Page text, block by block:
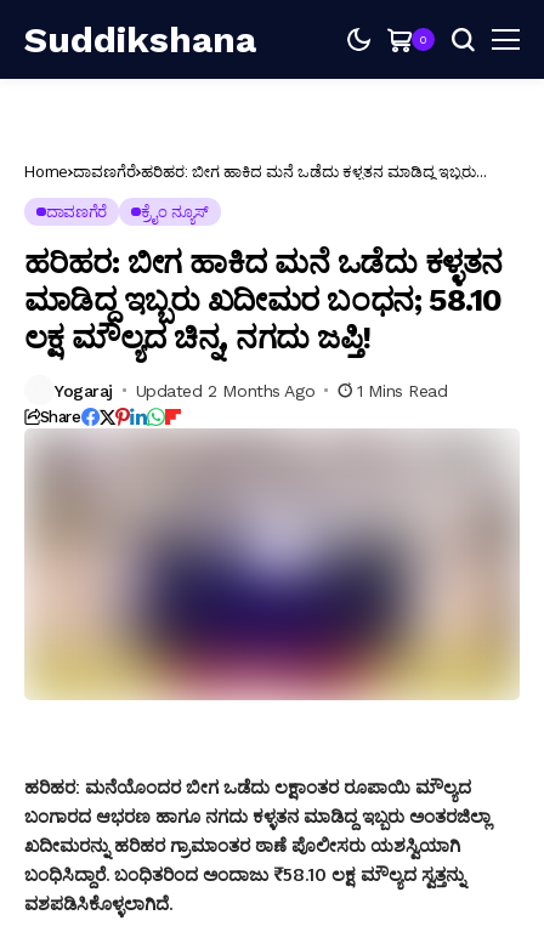
Suddikshana 0
Home ದಾವಣಗೆರೆ ಹರಿಹರ: ಬೀಗ ಹಾಕಿದ ಮನೆ ಒಡೆದು ಕಳ್ಳತನ ಮಾಡಿದ್ದ ಇಬ್ಬರು
ದಾವಣಗೆರೆ ಕ್ರೈಂ ನ್ಯೂಸ್
ಹರಿಹರ: ಬೀಗ ಹಾಕಿದ ಮನೆ ಒಡೆದು ಕಳ್ಳತನ
ಮಾಡಿದ್ದ ಇಬ್ಬರು ಖದೀಮರ ಬಂಧನ; ₹58.10
ಲಕ್ಷ ಮೌಲ್ಯದ ಚಿನ್ನ, ನಗದು ಜಪ್ತಿ!
Yogaraj Updated 2 Months Ago 1 Mins Read
Share
ಹರಿಹರ: ಮನೆಯೊಂದರ ಬೀಗ ಒಡೆದು ಲಕ್ಷಾಂತರ ರೂಪಾಯಿ ಮೌಲ್ಯದ
ಬಂಗಾರದ ಆಭರಣ ಹಾಗೂ ನಗದು ಕಳ್ಳತನ ಮಾಡಿದ್ದ ಇಬ್ಬರು ಅಂತರಜಿಲ್ಲಾ
ಖದೀಮರನ್ನು ಹರಿಹರ ಗ್ರಾಮಾಂತರ ಠಾಣೆ ಪೊಲೀಸರು ಯಶಸ್ವಿಯಾಗಿ
ಬಂಧಿಸಿದ್ದಾರೆ. ಬಂಧಿತರಿಂದ ಅಂದಾಜು ₹58.10 ಲಕ್ಷ ಮೌಲ್ಯದ ಸ್ವತ್ತನ್ನು
ವಶಪಡಿಸಿಕೊಳ್ಳಲಾಗಿದೆ.